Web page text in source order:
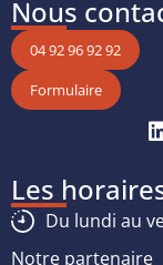
Nous
04 92 96 92 92
Formulaire
Les
Du lundi au
Notre partenaire